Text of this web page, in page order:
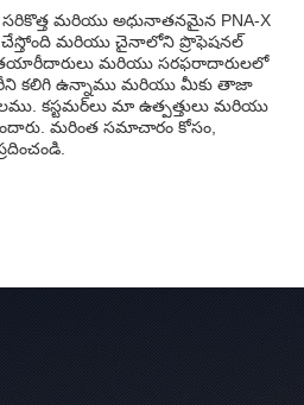
సరికొత్త మరియు అధునాతనమైన PNA-X
చేస్తోంది మరియు చైనాలోని ప్రొఫెషనల్
తయారీదారులు మరియు సరఫరాదారులలో
కలిగి ఉన్నాము మరియు మీకు తాజా
కస్టమర్‌లు మా ఉత్పత్తులు మరియు
మరింత సమాచారం కోసం,